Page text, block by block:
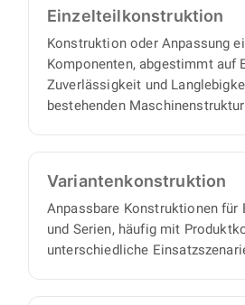
Einzelteil­konstruktion
Konstruktion oder Anpassung
Komponenten, abgestimmt auf
Zuverlässigkeit und
bestehenden
Varianten­konstruktion
Anpassbare Konstruktionen für
und Serien, häufig mit
unterschiedliche